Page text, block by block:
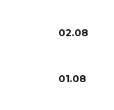
02.08
01.08